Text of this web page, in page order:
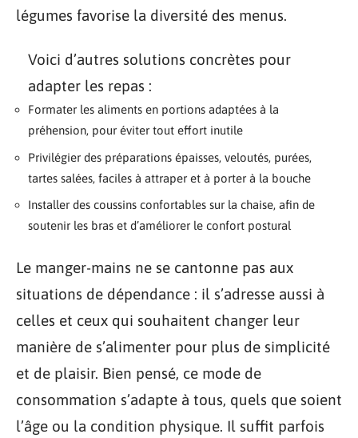
légumes favorise la diversité des menus.
Voici d’autres solutions concrètes pour
adapter les repas :
Formater les aliments en portions adaptées à la
préhension, pour éviter tout effort inutile
Privilégier des préparations épaisses, veloutés, purées,
tartes salées, faciles à attraper et à porter à la bouche
Installer des coussins confortables sur la chaise, afin de
soutenir les bras et d’améliorer le confort postural
Le manger-mains ne se cantonne pas aux
situations de dépendance : il s’adresse aussi à
celles et ceux qui souhaitent changer leur
manière de s’alimenter pour plus de simplicité
et de plaisir. Bien pensé, ce mode de
consommation s’adapte à tous, quels que soient
l’âge ou la condition physique. Il suffit parfois